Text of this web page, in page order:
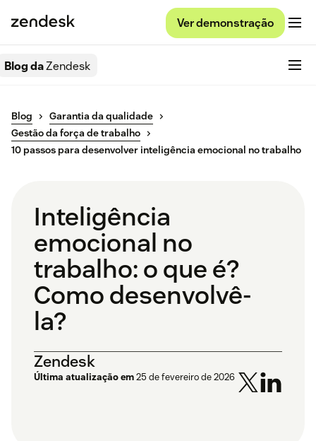
Ver demonstração
Blog daZendesk
Blog
Garantia da qualidade
Gestão da força de trabalho
10 passos para desenvolver inteligência emocional no trabalho
Inteligência
emocional no
trabalho: o que é?
Como desenvolvê-
la?
Zendesk
Última atualização em25 de fevereiro de 2026